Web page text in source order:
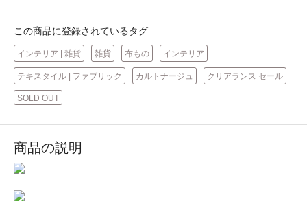
この商品に登録されているタグ
インテリア | 雑貨 雑貨 布もの インテリア
テキスタイル | ファブリック カルトナージュ クリアランス セール
SOLD OUT
商品の説明